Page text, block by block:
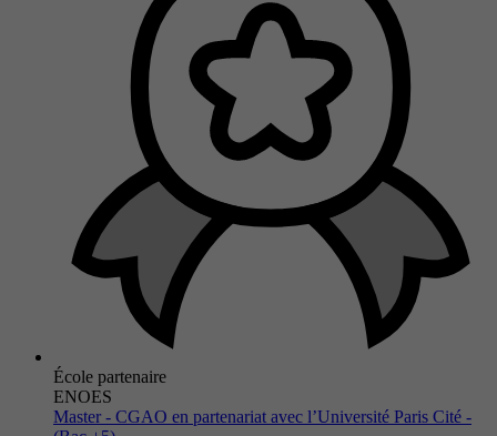
École partenaire
ENOES
Master - CGAO en partenariat avec l’Université Paris Cité -